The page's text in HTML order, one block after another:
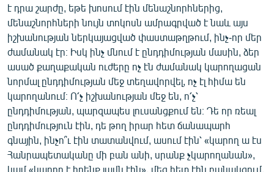
է դրա շարժը, եթե խոսում էին մենաշնորհներից,
մենաշնորհների նույն տոկոսն ամրագրված է նաև այս
իշխանության ներկայացված փաստաթղթում, ինչ-որ մեր
ժամանակ էր։ Իսկ ինչ մնում է ընդդիմության մասին, ձեր
ասած քաղաքական ուժերը ոչ էն ժամանակ կարողացան
նորմալ ընդդիմության մեջ տեղավորվել, ոչ էլ հիմա են
կարողանում։ Ո՛չ իշխանության մեջ են, ո՛չ՝
ընդդիմության, պարզապես լուսանցքում են։ Դե որ ռեալ
ընդդիմություն էին, դե թող իրար հետ ճանապարհ
գնային, ինչո՞ւ էին տատանվում, ասում էին՝ «կարող ա էս
Հանրապետականը մի բան անի, սրանք չկարողանան»,
կամ «կարող է իրենք լավն էին», մեզ հետ էին բանակցում,